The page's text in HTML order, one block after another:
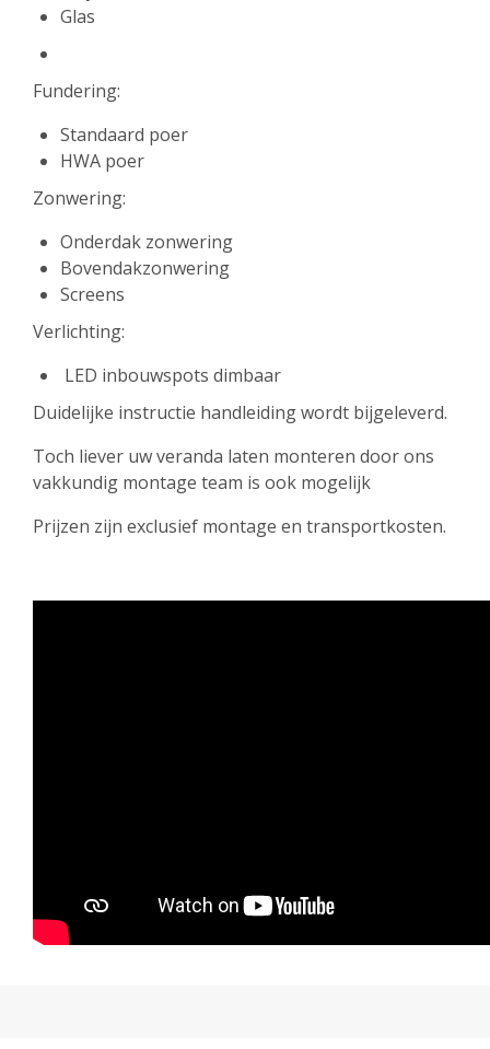
Glas
Fundering:
Standaard poer
HWA poer
Zonwering:
Onderdak zonwering
Bovendakzonwering
Screens
Verlichting:
LED inbouwspots dimbaar
Duidelijke instructie handleiding wordt bijgeleverd.
Toch liever uw veranda laten monteren door ons
vakkundig montage team is ook mogelijk
Prijzen zijn exclusief montage en transportkosten.